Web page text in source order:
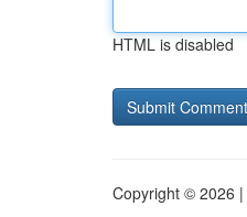
HTML is disabled
Copyright © 2026 |